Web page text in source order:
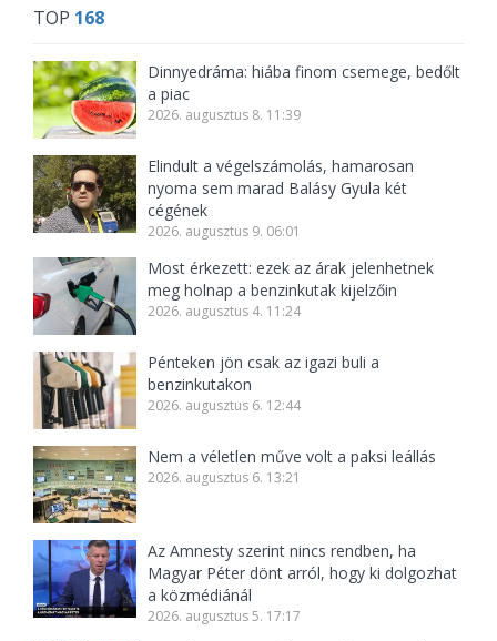
TOP 168
Dinnyedráma: hiába finom csemege, bedőlt
a piac
2026. augusztus 8. 11:39
Elindult a végelszámolás, hamarosan
nyoma sem marad Balásy Gyula két
cégének
2026. augusztus 9. 06:01
Most érkezett: ezek az árak jelenhetnek
meg holnap a benzinkutak kijelzőin
2026. augusztus 4. 11:24
Pénteken jön csak az igazi buli a
benzinkutakon
2026. augusztus 6. 12:44
Nem a véletlen műve volt a paksi leállás
2026. augusztus 6. 13:21
Az Amnesty szerint nincs rendben, ha
Magyar Péter dönt arról, hogy ki dolgozhat
a közmédiánál
2026. augusztus 5. 17:17